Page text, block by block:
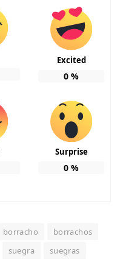
Excited
0 %
Surprise
0 %
borracho
borrachos
suegra suegras